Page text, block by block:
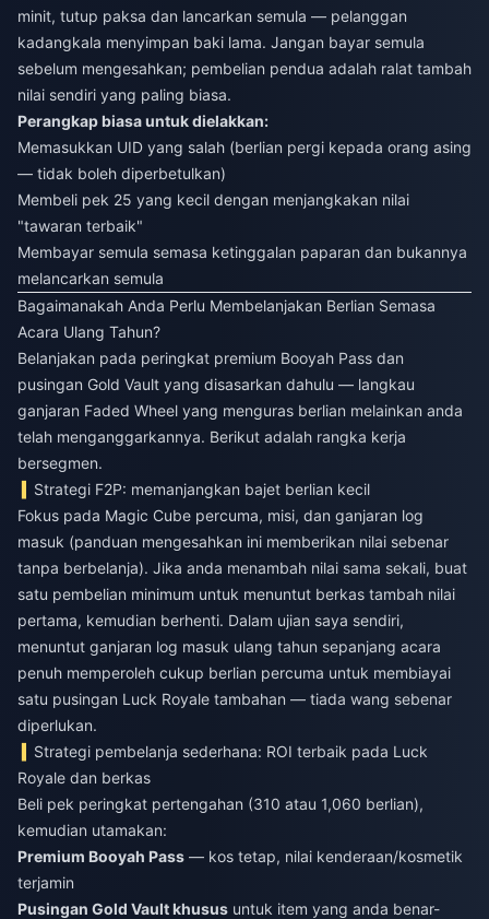
minit, tutup paksa dan lancarkan semula — pelanggan
kadangkala menyimpan baki lama. Jangan bayar semula
sebelum mengesahkan; pembelian pendua adalah ralat tambah
nilai sendiri yang paling biasa.
Perangkap biasa untuk dielakkan:
Memasukkan UID yang salah (berlian pergi kepada orang asing
— tidak boleh diperbetulkan)
Membeli pek 25 yang kecil dengan menjangkakan nilai
"tawaran terbaik"
Membayar semula semasa ketinggalan paparan dan bukannya
melancarkan semula
Bagaimanakah Anda Perlu Membelanjakan Berlian Semasa
Acara Ulang Tahun?
Belanjakan pada peringkat premium Booyah Pass dan
pusingan Gold Vault yang disasarkan dahulu — langkau
ganjaran Faded Wheel yang menguras berlian melainkan anda
telah menganggarkannya. Berikut adalah rangka kerja
bersegmen.
Strategi F2P: memanjangkan bajet berlian kecil
Fokus pada Magic Cube percuma, misi, dan ganjaran log
masuk (panduan mengesahkan ini memberikan nilai sebenar
tanpa berbelanja). Jika anda menambah nilai sama sekali, buat
satu pembelian minimum untuk menuntut berkas tambah nilai
pertama, kemudian berhenti. Dalam ujian saya sendiri,
menuntut ganjaran log masuk ulang tahun sepanjang acara
penuh memperoleh cukup berlian percuma untuk membiayai
satu pusingan Luck Royale tambahan — tiada wang sebenar
diperlukan.
Strategi pembelanja sederhana: ROI terbaik pada Luck
Royale dan berkas
Beli pek peringkat pertengahan (310 atau 1,060 berlian),
kemudian utamakan:
Premium Booyah Pass — kos tetap, nilai kenderaan/kosmetik
terjamin
Pusingan Gold Vault khusus untuk item yang anda benar-